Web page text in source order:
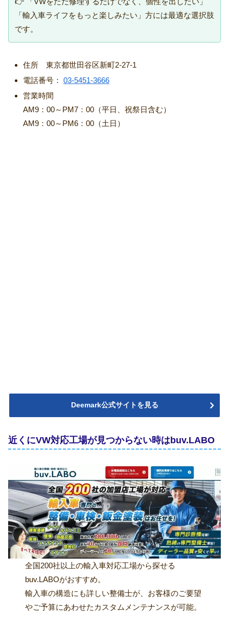
「輸入車ライフをもっと楽しみたい」方には最適な選択肢
です。
住所 東京都世田谷区新町2-27-1
電話番号： 03-5451-3666
営業時間
AM9：00～PM7：00（平日、祝祭日含む）
AM9：00～PM6：00（土日）
Deemark公式サイトを見る
近くにVW対応工場が見つからない時はbuv.LABO
全国200社以上の輸入車対応工場から探せる
buv.LABOがおすすめ。
輸入車の構造にも詳しい整備士が、お客様のご要望
やご予算にあわせたカスタムメンテナンスが可能。